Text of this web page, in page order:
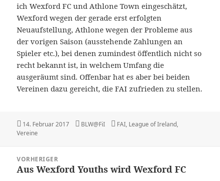
ich Wexford FC und Athlone Town eingeschätzt,
Wexford wegen der gerade erst erfolgten
Neuaufstellung, Athlone wegen der Probleme aus
der vorigen Saison (ausstehende Zahlungen an
Spieler etc.), bei denen zumindest öffentlich nicht so
recht bekannt ist, in welchem Umfang die
ausgeräumt sind. Offenbar hat es aber bei beiden
Vereinen dazu gereicht, die FAI zufrieden zu stellen.
Veröffentlicht
am
14. Februar 2017 Autor
BLW@FiI Kategorien
FAI, League of Ireland,
Vereine
VORHERIGER
Vorheriger
Aus Wexford Youths wird Wexford FC